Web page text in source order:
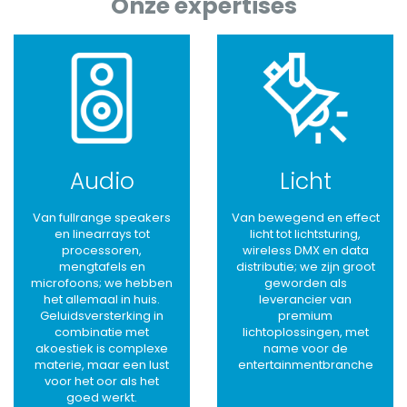
Audio
Van fullrange speakers
en linearrays tot
processoren,
mengtafels en
microfoons; we hebben
het allemaal in huis.
Geluidsversterking in
combinatie met
akoestiek is complexe
materie, maar een lust
voor het oor als het
goed werkt.
Licht
Van bewegend en effect
licht tot lichtsturing,
wireless DMX en data
distributie; we zijn groot
geworden als
leverancier van
premium
lichtoplossingen, met
name voor de
entertainmentbranche